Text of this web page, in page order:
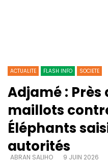
ACTUALITE FLASH INFO SOCIETE
Adjamé : Près
maillots
Éléphants
autorités
ABRAN SALIHO 9 JUIN 2026